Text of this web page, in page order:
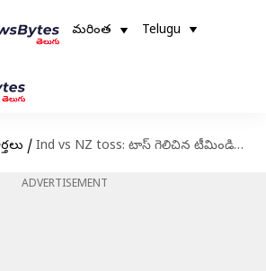
మరింత Telugu
/ Ind vs NZ toss: టాస్ గెలిచిన టీమిండియా.. బౌలింగ్ ఎంచుకున్న కెప్టెన్ రోహిత్
ADVERTISEMENT